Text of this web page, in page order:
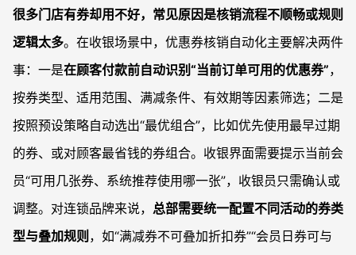
很多门店有券却用不好，常见原因是核销流程不顺畅或规则
逻辑太多。在收银场景中，优惠券核销自动化主要解决两件
事：一是在顾客付款前自动识别“当前订单可用的优惠券”，
按券类型、适用范围、满减条件、有效期等因素筛选；二是
按照预设策略自动选出“最优组合”，比如优先使用最早过期
的券、或对顾客最省钱的券组合。收银界面需要提示当前会
员“可用几张券、系统推荐使用哪一张”，收银员只需确认或
调整。对连锁品牌来说， 总部需要统一配置不同活动的券类
型与叠加规则 ，如“满减券不可叠加折扣券”“会员日券可与